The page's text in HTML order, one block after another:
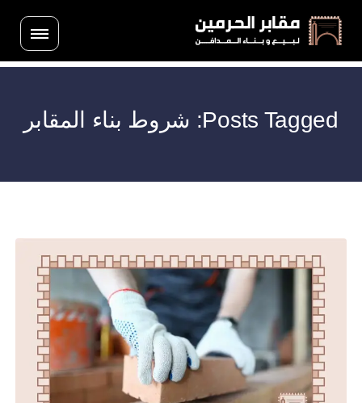
Posts Tagged: شروط بناء المقابر